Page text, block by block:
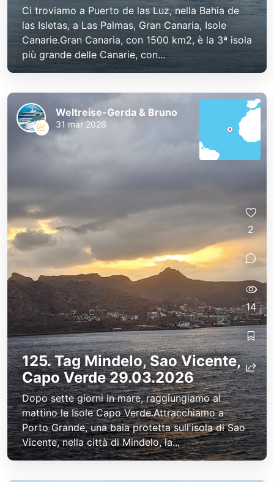
Ci troviamo a Puerto de las Luz, nella Bahia de
las Isletas, a Las Palmas, Gran Canaria, Isole
Canarie.Gran Canaria, con 1500 km2, è la 3ª isola
più grande delle Canarie, con...
125. Tag Mindelo, Sao Vicente,
Capo Verde 29.03.2026
Dopo sette giorni in mare, raggiungiamo al
mattino le Isole Capo Verde.Attracchiamo a
Porto Grande, una baia protetta sull'isola di Sao
Vicente, nella città di Mindelo, la...
Weltreise-Gerda & Bruno
31 mar 2026
2
14